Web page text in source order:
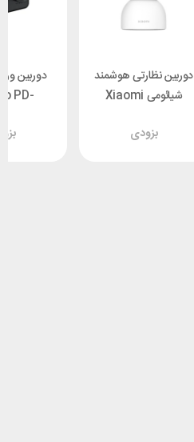
دوربین نظارتی هوشمند
شیائومی Xiaomi
گلوبال
بزودی
دوربین
PD-